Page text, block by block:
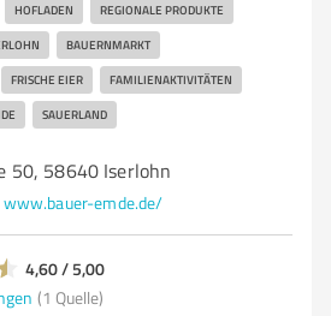
HOFLADEN REGIONALE PRODUKTE
BAUERNMARKT
FRISCHE EIER FAMILIENAKTIVITÄTEN
SAUERLAND
50, 58640 Iserlohn
www.bauer-emde.de/
4,60 / 5,00
(1 Quelle)